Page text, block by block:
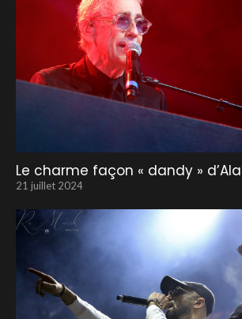
Le charme façon « dandy »
21 juillet 2024